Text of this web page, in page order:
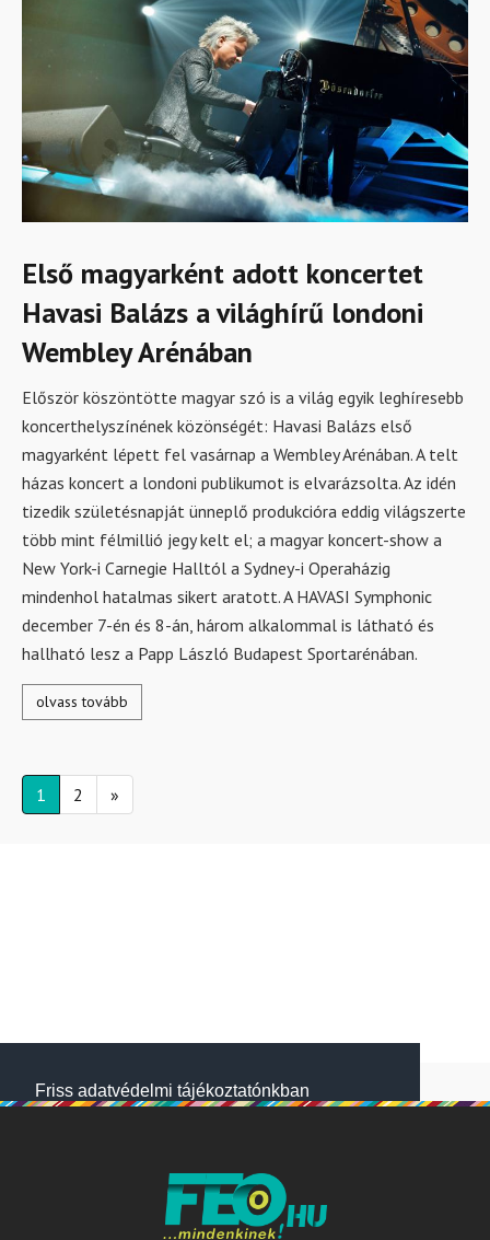
Friss adatvédelmi tájékoztatónkban
használunk a jobb működésért. A Website
NetSolution Média Zrt. 2018 május 25.
napjától hatályos adatkezelési tájékoztatóját
Első magyarként adott koncertet
Havasi Balázs a világhírű londoni
Wembley Arénában
Először köszöntötte magyar szó is a világ egyik leghíresebb
koncerthelyszínének közönségét: Havasi Balázs első
magyarként lépett fel vasárnap a Wembley Arénában. A telt
házas koncert a londoni publikumot is elvarázsolta. Az idén
tizedik születésnapját ünneplő produkcióra eddig világszerte
több mint félmillió jegy kelt el; a magyar koncert-show a
New York-i Carnegie Halltól a Sydney-i Operaházig
mindenhol hatalmas sikert aratott. A HAVASI Symphonic
december 7-én és 8-án, három alkalommal is látható és
hallható lesz a Papp László Budapest Sportarénában.
olvass tovább
1 2 »